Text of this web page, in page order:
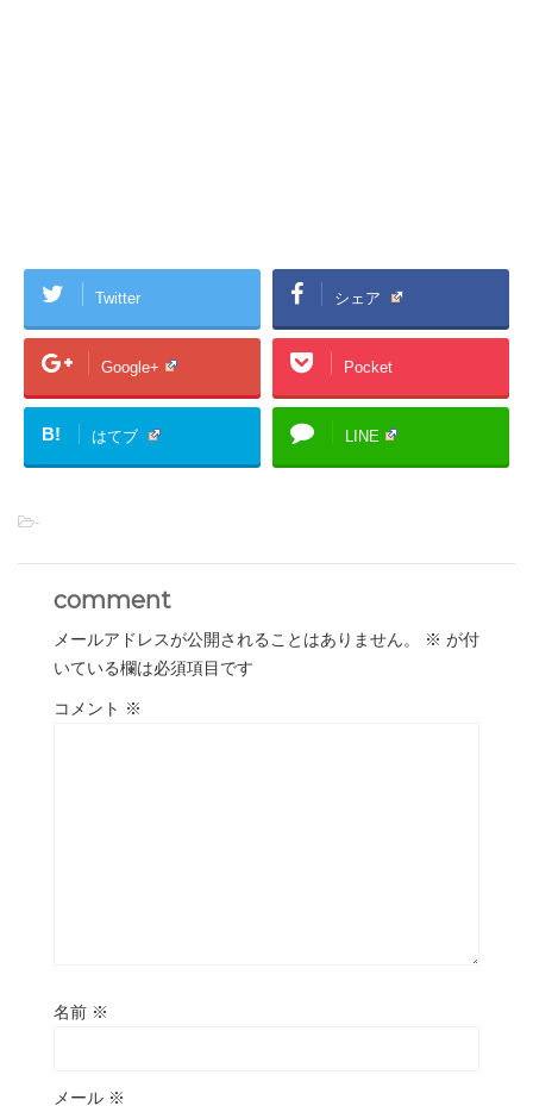
Twitter シェア
Google+ Pocket
B! はてブ LINE
-
comment
メールアドレスが公開されることはありません。 ※ が付
いている欄は必須項目です
コメント ※
名前 ※
メール ※